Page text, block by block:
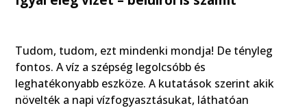
Tudom, tudom, ezt mindenki mondja! De tényleg
fontos. A víz a szépség legolcsóbb és
leghatékonyabb eszköze. A kutatások szerint akik
növelték a napi vízfogyasztásukat, láthatóan